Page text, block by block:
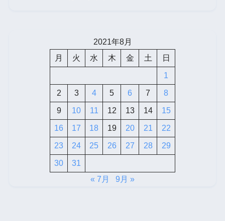
2021年8月
月
火 水 木 金 土 日
1
2 3 4 5 6 7 8
9 10 11 12 13 14 15
16 17 18 19 20 21 22
23 24 25 26 27 28 29
30
31
« 7月
9月 »